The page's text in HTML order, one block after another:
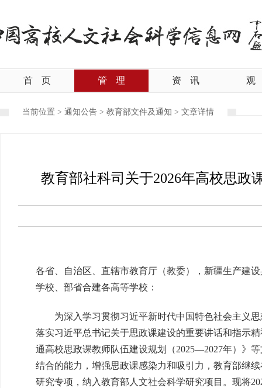
首 页 管 理 资 讯 观
当前位置 > 通知公告 > 教育部文件及通知 > 文章详情
教育部社科司关于2026年高校思政
各省、自治区、直辖市教育厅（教委），新疆生产建
学校、部省合建各高等学校：
为深入学习贯彻习近平新时代中国特色社会主义思
落实习近平总书记关于思政课建设的重要讲话和指示
通高校思政课教师队伍建设规划（2025—2027年）》
结合的能力，增强思政课感染力和吸引力，教育部继
研究专项，纳入教育部人文社会科学研究项目。现将